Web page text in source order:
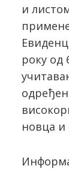
и
року од
новца